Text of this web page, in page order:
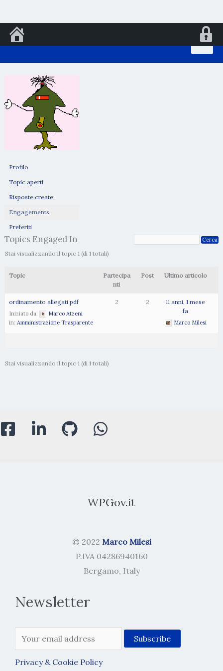
al
Profilo
Topic aperti
Risposte create
Engagements
Preferiti
Topics Engaged In
Stai visualizzando il topic 1 (di 1 totali)
Topic
Partecipa
nti
Post Ultimo articolo
ordinamento allegati pdf
Iniziato da:
Marco Atzeni
in: Amministrazione Trasparente
2 2
11 anni, 1 mese
fa
Marco Milesi
Stai visualizzando il topic 1 (di 1 totali)
WPGov.it
© 2022 Marco Milesi
P.IVA 04286940160
Bergamo, Italy
Newsletter
Privacy & Cookie Policy